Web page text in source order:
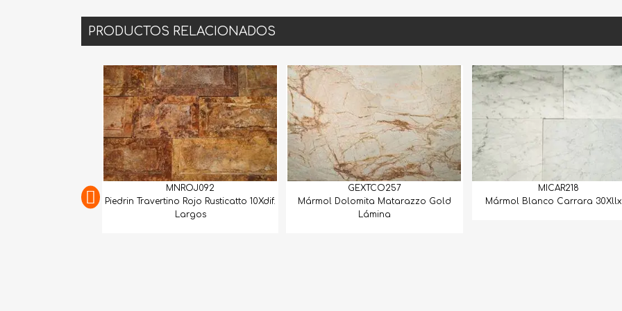
PRODUCTOS RELACIONADOS
Rojo Rusticatto 10Xdif.
GEXTCO257
Mármol Dolomita Matarazzo Gold
MICAR218
Mármol Blanco Carrara 30Xllx1.5
Mármol Calacata